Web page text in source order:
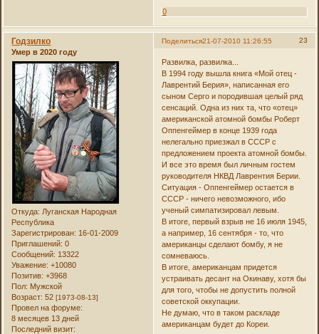
0
Поделиться 23
21-07-2010 11:26:55
Годзилко
Умер в 2020 году
Откуда: Луганская Народная
Республика
Зарегистрирован: 16-01-2009
Приглашений: 0
Сообщений: 13322
Уважение: +10080
Позитив: +3968
Пол: Мужской
Возраст: 52[1973-08-13]
Провел на форуме:
8 месяцев 13 дней
Последний визит:
Развилка, развилка...
В 1994 году вышла книга «Мой отец -
Лаврентий Берия», написанная его
сыном Серго и породившая целый ряд
сенсаций. Одна из них та, что «отец»
американской атомной бомбы Роберт
Оппенгеймер в конце 1939 года
нелегально приезжал в СССР с
предложением проекта атомной бомбы.
И все это время был личным гостем
руководителя НКВД Лаврентия Берии.
Ситуация - Оппенгеймер остается в
СССР - ничего невозможного, ибо
ученый симпатизировал левым.
В итоге, первый взрыв не 16 июля 1945,
а например, 16 сентября - то, что
американцы сделают бомбу, я не
сомневаюсь.
В итоге, американцам придется
устраивать десант на Окинаву, хотя бы
для того, чтобы не допустить полной
советской оккупации.
Не думаю, что в таком раскладе
американцам будет до Кореи.